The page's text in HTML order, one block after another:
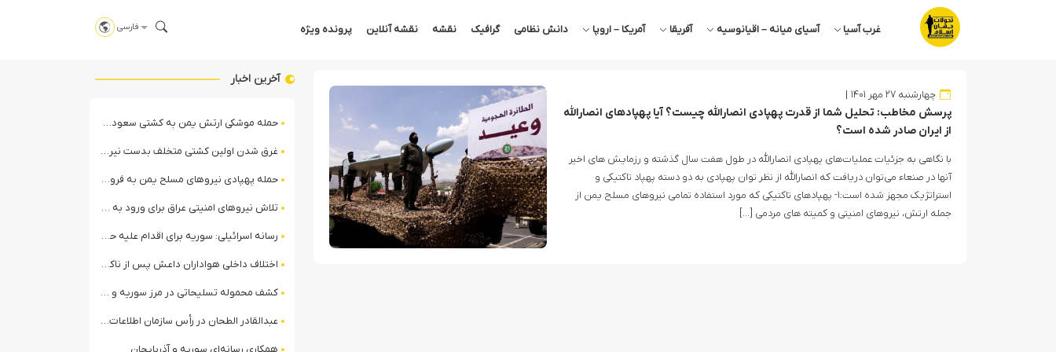
غرب آسیا آسیای میانه – اقیانوسیه آفریقا آمریکا – اروپا دانش نظامی گرافیک نقشه نقشه آنلاین پرونده ویژه فارسی
چهارشنبه ۲۷ مهر ۱۴۰۱
پرسش مخاطب: تحلیل شما از قدرت پهپادی انصارالله چیست؟ آیا پهپادهای انصارالله
از ایران صادر شده است؟
با نگاهی به جزئیات عملیات‌های پهپادی انصارالله در طول هفت سال گذشته و رزمایش های اخیر
آنها در صنعاء می‌توان دریافت که انصارالله از نظر توان پهپادی به دو دسته پهپاد تاکتیکی و
استراتژیک مجهز شده است:۱- پهپادهای تاکتیکی که مورد استفاده تمامی نیروهای مسلح یمن از
جمله ارتش، نیروهای امنیتی و کمیته های مردمی […]
آخرین اخبار
حمله موشکی ارتش یمن به کشتی سعودی در شمال دریای سرخ
غرق شدن اولین کشتی متخلف بدست نیروی دریایی ارتش یمن
حمله پهپادی نیروهای مسلح یمن به فرودگاه نجران
تلاش نیروهای امنیتی عراق برای ورود به مقر مقاومت در حومه بغداد
رسانه اسرائیلی: سوریه برای اقدام علیه حزب‌الله در لبنان آماده می‌شود!
اختلاف داخلی هواداران داعش پس از ناکامی عملیات انغماسی داعش در رقه
کشف محموله تسلیحاتی در مرز سوریه و عراق توسط نیروهای الجولانی
عبدالقادر الطحان در رأس سازمان اطلاعات سوریه؛ گمانه‌زنی‌ها درباره اختلافات در ساختار امنیتی
همکاری رسانه‌ای سوریه و آذربایجان